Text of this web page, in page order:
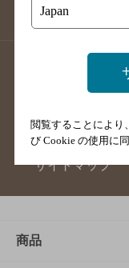
店舗登録方法の
サイトマップ
商品
閲覧することにより、
び Cookie の使用に